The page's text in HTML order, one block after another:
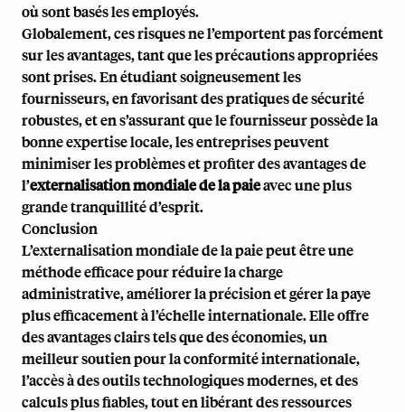
où sont basés les employés.
Globalement, ces risques ne l’emportent pas forcément
sur les avantages, tant que les précautions appropriées
sont prises. En étudiant soigneusement les
fournisseurs, en favorisant des pratiques de sécurité
robustes, et en s’assurant que le fournisseur possède la
bonne expertise locale, les entreprises peuvent
minimiser les problèmes et profiter des avantages de
l’externalisation mondiale de la paieavec une plus
grande tranquillité d’esprit.
Conclusion
L’externalisation mondiale de la paie peut être une
méthode efficace pour réduire la charge
administrative, améliorer la précision et gérer la paye
plus efficacement à l’échelle internationale. Elle offre
des avantages clairs tels que des économies, un
meilleur soutien pour laconformité internationale,
l’accès à des outils technologiques modernes, et des
calculs plus fiables, tout en libérant des ressources